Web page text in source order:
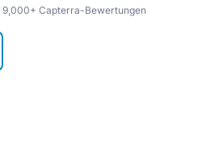
Capterra-Bewertungen